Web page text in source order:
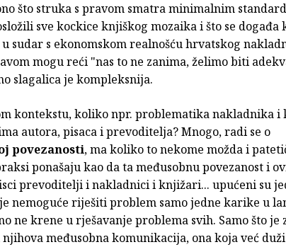
što struka s pravom smatra minimalnim
sve kockice knjiškog mozaika i što se događa
sudar s ekonomskom realnošću hrvatskog
mogu reći "nas to ne zanima, želimo biti
slagalica je kompleksnija.
kontekstu, koliko npr. problematika nakladnika i
autora, pisaca i prevoditelja? Mnogo, radi se o
povezanosti, ma koliko to nekome možda i
ponašaju kao da ta međusobnu povezanost i
prevoditelji i nakladnici i knjižari... upućeni su
nemoguće riješiti problem samo jedne karike u
ne krene u rješavanje problema svih. Samo što je
međusobna komunikacija, ona koja već